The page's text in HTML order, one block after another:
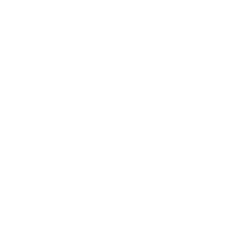
Zugriff auf Informationen auf einem Endgerät